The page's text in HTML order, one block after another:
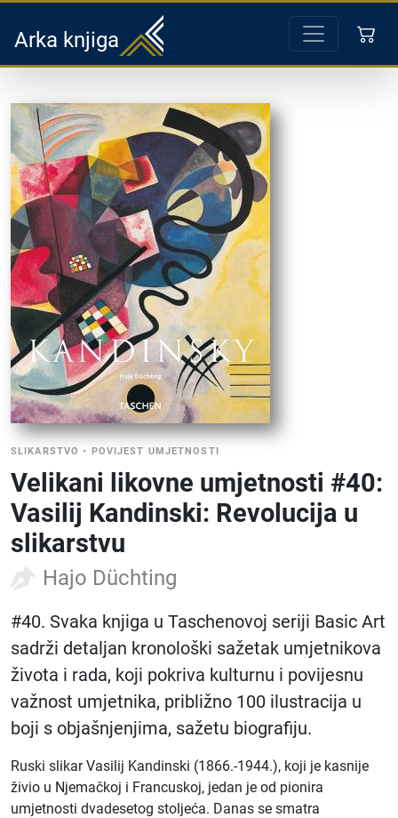
Arka knjiga
SLIKARSTVO • POVIJEST UMJETNOSTI
Velikani likovne umjetnosti #40:
Vasilij Kandinski: Revolucija u
slikarstvu
Hajo Düchting
#40. Svaka knjiga u Taschenovoj seriji Basic Art
sadrži detaljan kronološki sažetak umjetnikova
života i rada, koji pokriva kulturnu i povijesnu
važnost umjetnika, približno 100 ilustracija u
boji s objašnjenjima, sažetu biografiju.
Ruski slikar Vasilij Kandinski (1866.-1944.), koji je kasnije
živio u Njemačkoj i Francuskoj, jedan je od pionira
umjetnosti dvadesetog stoljeća. Danas se smatra